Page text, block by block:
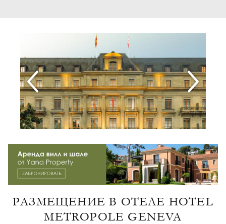
РАЗМЕЩЕНИЕ В ОТЕЛЕ HOTEL
METROPOLE GENEVA